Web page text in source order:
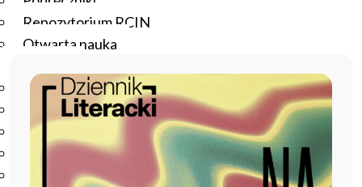
Repozytorium RCIN
Otwarta nauka
Studia podyplomowe
Szkolenia
Szkoła Doktorska Anthropos
Erasmus